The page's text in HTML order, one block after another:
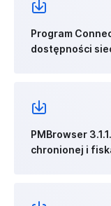
Program
dostępności
PMBrowser
chronionej i